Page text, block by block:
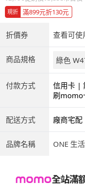
現折 滿899元折130元
折價券 查看可使
商品規格 綠色
付款方式
信用卡 |
ATM |
刷momo
配送方式 廠商宅配
品牌名稱 ONE 生活